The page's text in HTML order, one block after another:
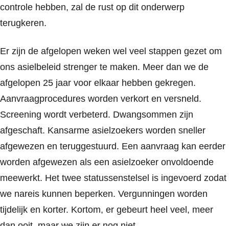
controle hebben, zal de rust op dit onderwerp
terugkeren.
Er zijn de afgelopen weken wel veel stappen gezet om
ons asielbeleid strenger te maken. Meer dan we de
afgelopen 25 jaar voor elkaar hebben gekregen.
Aanvraagprocedures worden verkort en versneld.
Screening wordt verbeterd. Dwangsommen zijn
afgeschaft. Kansarme asielzoekers worden sneller
afgewezen en teruggestuurd. Een aanvraag kan eerder
worden afgewezen als een asielzoeker onvoldoende
meewerkt. Het twee statussenstelsel is ingevoerd zodat
we nareis kunnen beperken. Vergunningen worden
tijdelijk en korter. Kortom, er gebeurt heel veel, meer